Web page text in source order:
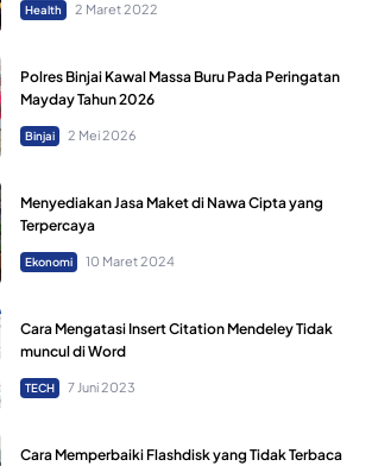
Health 2 Maret 2022
Polres Binjai Kawal Massa Buru Pada Peringatan
Mayday Tahun 2026
Binjai 2 Mei 2026
Menyediakan Jasa Maket di Nawa Cipta yang
Terpercaya
Ekonomi 10 Maret 2024
Cara Mengatasi Insert Citation Mendeley Tidak
muncul di Word
TECH 7 Juni 2023
Cara Memperbaiki Flashdisk yang Tidak Terbaca